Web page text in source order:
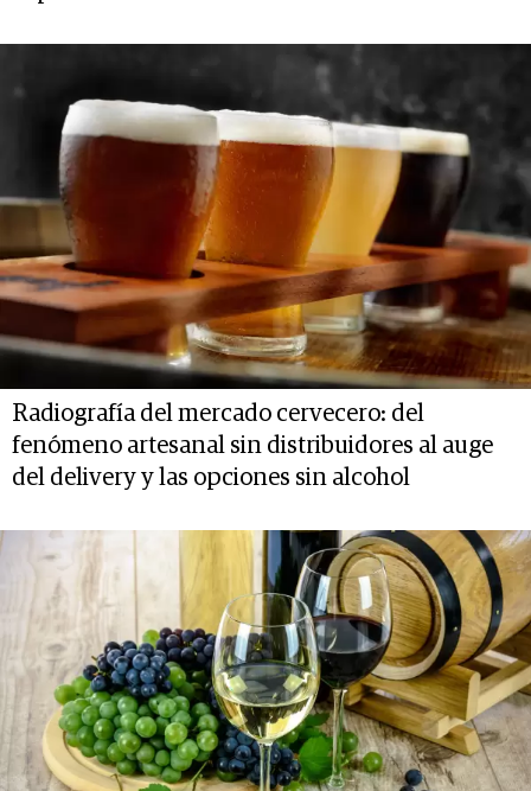
Radiografía del mercado cervecero: del
fenómeno artesanal sin distribuidores al auge
del delivery y las opciones sin alcohol